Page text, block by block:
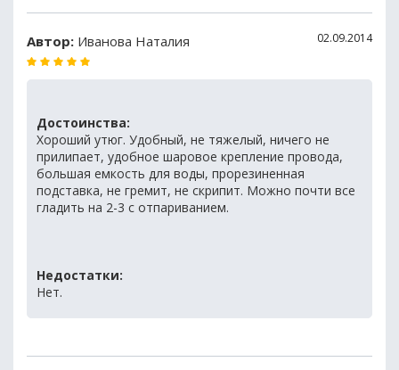
Автор: Иванова Наталия 02.09.2014
Достоинства:
Хороший утюг. Удобный, не тяжелый, ничего не
прилипает, удобное шаровое крепление провода,
большая емкость для воды, прорезиненная
подставка, не гремит, не скрипит. Можно почти все
гладить на 2-3 с отпариванием.
Недостатки:
Нет.